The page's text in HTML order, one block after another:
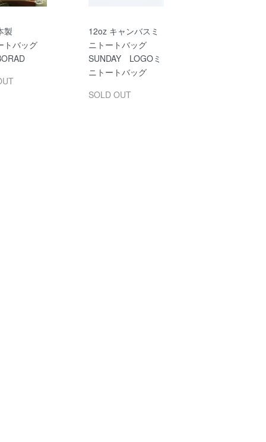
製
トバッグ
12oz キャンバスミ
ニトートバッグ
SUNDAY LOGOミ
ニトートバッグ
SOLD OUT